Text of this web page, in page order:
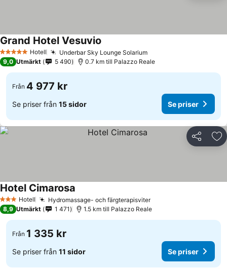
5 Stjärnor Hotell Underbar Sky Lounge SolariumSe priser
Grand Hotel Vesuvio
9,0 Utmärkt 5 490 0.7 km till Palazzo Reale
Från 4 977 kr
Se priser från 15 sidor Se priser
Dela
3 StjärnorHotell Hydromassage- och färgterapisviterSe priser
Hotel Cimarosa
8,9 Utmärkt 1 471 1.5 km till Palazzo Reale
Från 1 335 kr
Se priser från 11 sidor Se priser